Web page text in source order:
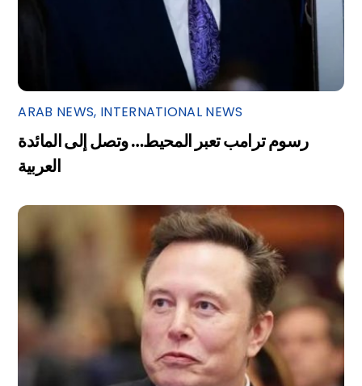
ARAB NEWS, INTERNATIONAL NEWS
رسوم ترامب تعبر المحيط… وتصل إلى المائدة
العربية